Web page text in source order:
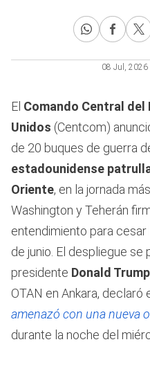
08 Jul, 2026
El Comando Central
Unidos (Centcom)
de 20 buques de guerra
estadounidense
Oriente, en la jornada
Washington y Teherán
entendimiento para
de junio. El despliegue
presidente Donald Trump
OTAN en Ankara, declaró
amenazó con una nueva
durante la noche del